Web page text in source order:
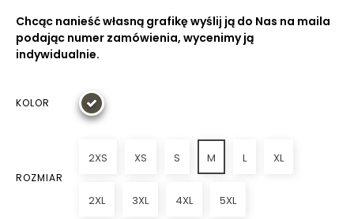
Chcąc nanieść własną grafikę wyślij ją do Nas na maila
podając numer zamówienia, wycenimy ją
indywidualnie.
KOLOR
ROZMIAR
2XS XS S M L XL
2XL 3XL 4XL 5XL